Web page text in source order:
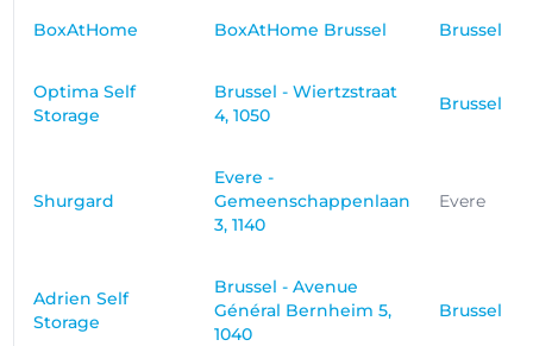
BoxAtHome BoxAtHome Brussel Brussel
Optima Self
Storage
Brussel - Wiertzstraat
4, 1050
Brussel
Shurgard
Evere -
Gemeenschappenlaan
3, 1140
Evere
Adrien Self
Storage
Brussel - Avenue
Général Bernheim 5,
1040
Brussel